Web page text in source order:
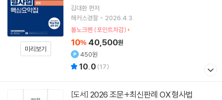
미리보기
김대환 편저
해커스경찰
2026.4.3.
볼노크펜 (포인트차감)
10% 40,500원
450원
10.0 (17)
[도서] 2026 조문+최신판례 OX 형사법